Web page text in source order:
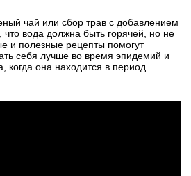
чай или сбор трав с добавлением
вода должна быть горячей, но не
и полезные рецепты помогут
себя лучше во время эпидемий и
когда она находится в период